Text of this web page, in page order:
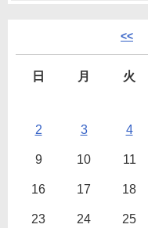
<<
日 月 火
2 3 4
9 10 11
16 17 18
23 24 25